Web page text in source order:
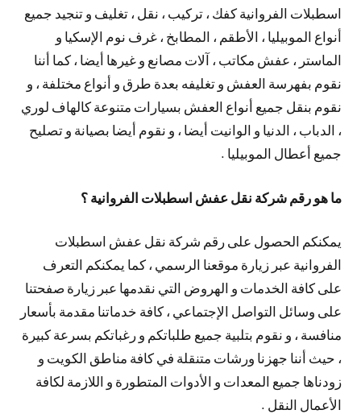
اسطبلات الفروانية كفك ، تركيب ، نقل ، تغليف و تنجيد جميع
أنواع الموبيليا ، الأطقم ، المطابخ ، غرف نوم الإسكيا و
الماستر ، عفش مكاتب ، آلات مصانع و غيرها أيضا ، كما أننا
نقوم بفهرسة العفش و تغليفه بعدة طرق و أنواع مختلفة ، و
نقوم بنقل جميع أنواع العفش بسيارات متنوعة كالهاف لوري
، الدباب ، الدنيا و الوانيت أيضا ، و نقوم أيضا بصيانة و تصليح
جميع أعطال الموبيليا .
ما هو رقم شركة نقل عفش اسطبلات الفروانية ؟
يمكنكم الحصول على رقم شركة نقل عفش اسطبلات
الفروانية عبر زيارة موقعنا الرسمي ، كما يمكنكم التعرف
على كافة الخدمات و الهروض التي نقدمها عبر زيارة صفحتنا
على وسائل التواصل الإجتماعي ، كافة خدماتنا مقدمة بأسعار
منافسة ، و نقوم بتلبية جميع طلباتكم و رغباتكم بسرعة كبيرة
، حيث أننا جهزنا ورشات متنقلة في كافة مناطق الكويت و
زودناها جميع المعدات و الأدوات المتطورة و اللازمة لكافة
الأعمال النقل .